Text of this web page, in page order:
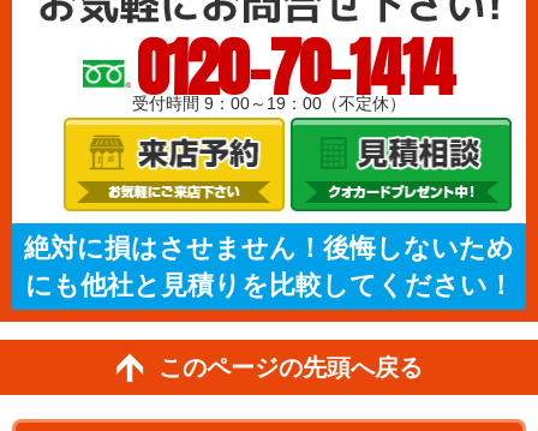
0120-70-1414
受付時間 9：00～19：00（不定休）
絶対に損はさせません！後悔しないため
にも他社と見積りを比較してください！
このページの先頭へ戻る